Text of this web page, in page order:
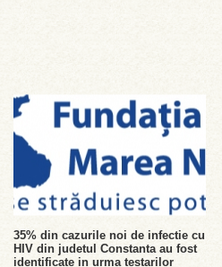
35% din cazurile noi de infectie cu
HIV din judetul Constanta au fost
identificate in urma testarilor